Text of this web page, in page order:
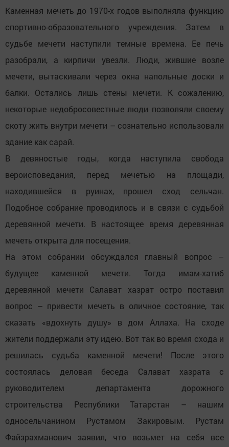
Каменная мечеть до 1970-х годов выполняла функцию
спортивно-образовательного учреждения. Затем в
судьбе мечети наступили темные времена. Ее печь
разобрали, а кирпичи увезли. Люди, жившие возле
мечети, вытаскивали через окна напольные доски и
балки. Остались лишь стены мечети. К сожалению,
некоторые недобросовестные люди позволяли своему
скоту жить внутри мечети – сознательно использовали
здание как сарай.
В девяностые годы, когда наступила свобода
вероисповедания, перед мечетью на площади,
находившейся в руинах, прошел сход сельчан.
Подобное собрание проводилось и в связи с судьбой
деревянной мечети. В настоящее время деревянная
мечеть открыта для посещения.
На этом собрании обсуждался главный вопрос –
будущее каменной мечети. Тогда имам-хатиб
деревянной мечети Салават хазрат остро поставил
вопрос – привести мечеть в оличное состояние, так
сказать «вдохнуть душу» в дом Аллаха. На сходе
жители поддержали эту идею. Вот так во время схода и
решилась судьба каменной мечети! После этого
состоялась деловая беседа Салават хазрата с
руководителем департамента дорожного
строительства Республики Татарстан – нашим
односельчанином Рустамом Закировым. Рустам
Файзрахманович заявил, что возьмет на себя все